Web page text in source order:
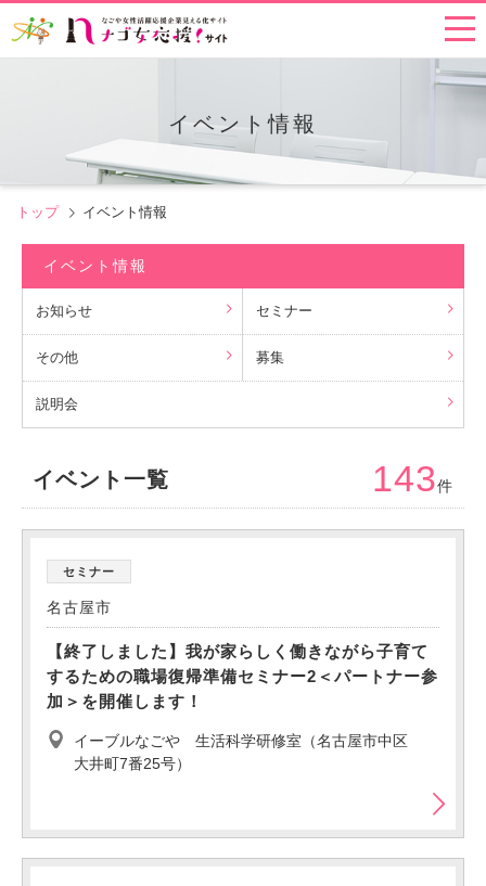
イベント情報
トップ イベント情報
イベント情報
お知らせ セミナー
その他 募集
説明会
イベント一覧 143件
セミナー
名古屋市
【終了しました】我が家らしく働きながら子育て
するための職場復帰準備セミナー2＜パートナー参
加＞を開催します！
イーブルなごや 生活科学研修室（名古屋市中区
大井町7番25号）